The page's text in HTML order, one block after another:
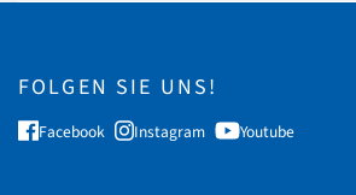
FOLGEN SIE UNS!
Facebook Instagram Youtube